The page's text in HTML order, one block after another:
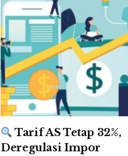
Tarif AS Tetap 32%,
Deregulasi Impor